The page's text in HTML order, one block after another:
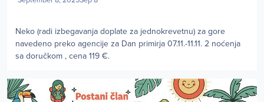
Neko (radi izbegavanja doplate za jednokrevetnu) za gore
navedeno preko agencije za Dan primirja 07.11.-11.11. 2 noćenja
sa doručkom , cena 119 €.